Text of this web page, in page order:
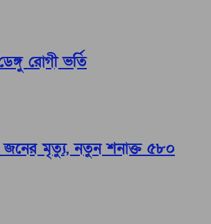
রোগী ভর্তি
মৃত্যু, নতুন শনাক্ত ৫৮০